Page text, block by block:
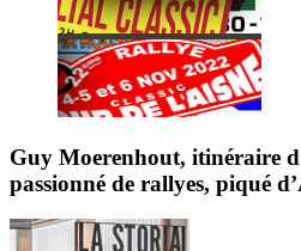
Guy Moerenhout, itinéraire
passionné de rallyes, piqué